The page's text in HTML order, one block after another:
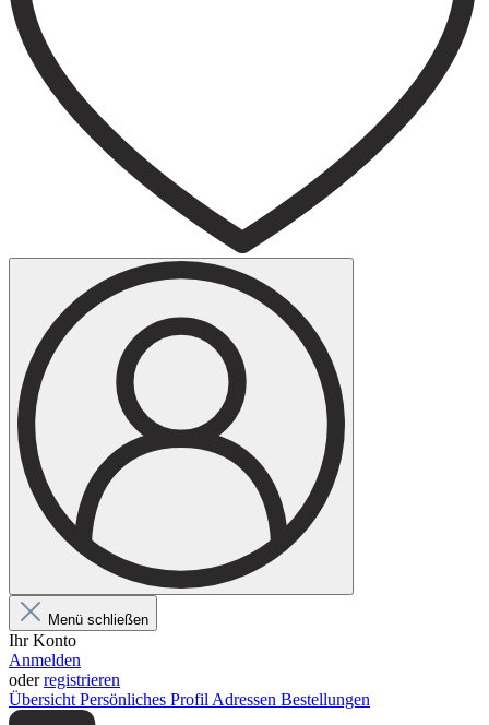
Menü schließen
Ihr Konto
Anmelden
oderregistrieren
Übersicht Persönliches Profil Adressen Bestellungen